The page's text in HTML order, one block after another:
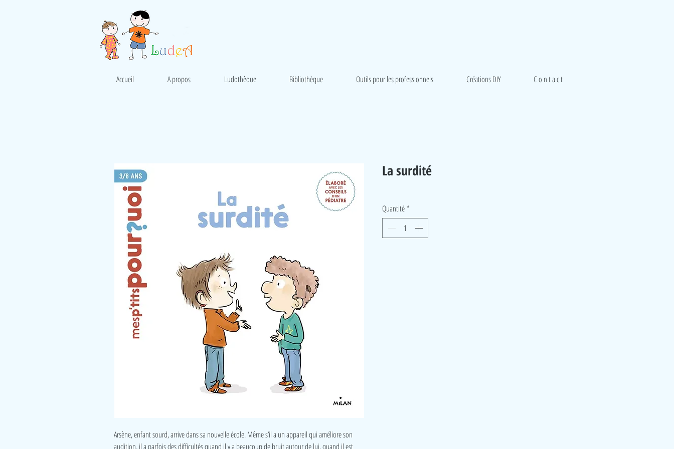
Accueil A propos Ludothèque Bibliothèque Outils pour les professionnels Créations DIY C o n t a c t
Arsène, enfant sourd, arrive dans sa nouvelle école. Même s’il a un appareil qui améliore son
audition, il a parfois des difficultés quand il y a beaucoup de bruit autour de lui, quand il est
La surdité
Quantité *